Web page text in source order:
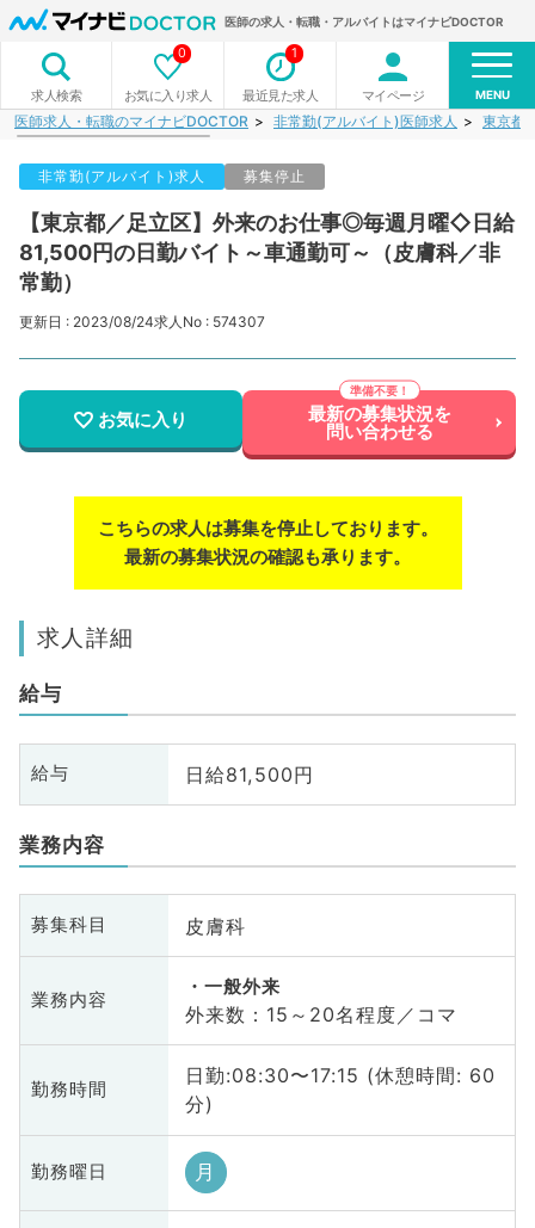
医師の求人・転職・アルバイトはマイナビDOCTOR
求人検索 お気に入り求人
0
最近見た求人
1
マイページ MENU
医師求人・転職のマイナビDOCTOR 非常勤(アルバイト)医師求人 東京都
非常勤(アルバイト)求人 募集停止
【東京都／足立区】外来のお仕事◎毎週月曜◇日給
81,500円の日勤バイト～車通勤可～（皮膚科／非
常勤）
更新日 : 2023/08/24求人No : 574307
お気に入り 最新の募集状況を
問い合わせる
こちらの求人は募集を停止しております。
最新の募集状況の確認も承ります。
求人詳細
給与
給与 日給81,500円
業務内容
募集科目 皮膚科
業務内容
一般外来
外来数：15～20名程度／コマ
勤務時間
日勤:08:30〜17:15 (休憩時間: 60
分)
勤務曜日 月